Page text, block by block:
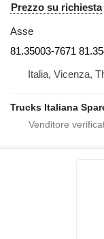
Prezzo su richiesta
Asse
81.35003-7671
Italia, Vicenza,
Trucks Italiana